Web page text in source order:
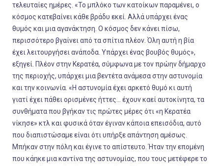
τελευταίες ημέρες. «Το μπλόκο των κατοίκων παραμένει, ο
κόσμος κατεβαίνει κάθε βράδυ εκεί. Αλλά υπάρχει ένας
θυμός και μια αγανάκτηση. Ο κόσμος δεν κάνει πίσω,
περισσότερο βγαίνει από τα σπίτια πλέον. Όλη αυτή η βία
έχει λειτουργήσει ανάποδα. Υπάρχει ένας βουβός θυμός»,
εξηγεί. Πλέον στην Κερατέα, σύμφωνα με τον πρώην δήμαρχο
της περιοχής, υπάρχει μιαβεντέτα ανάμεσα στην αστυνομία
και την κοινωνία. «Η αστυνομία έχει αρκετό θυμό κι αυτή
γιατί έχει πάθει ορισμένες ήττες... έχουν καεί αυτοκίνητα, τα
συνθήματα που βγήκαν τις πρώτες μέρες ότι «η Κερατέα
νίκησε» κτλ και φυσικά όταν έγιναν κάποια επεισόδια, αυτό
που διαπιστώσαμε είναι ότι υπήρξε απάντηση αμέσως.
Μπήκαν στην πόλη και έγινε το απίστευτο. Ήταν την επομένη
που κάηκε μια καντίνα της αστυνομίας, που τους μετέφερε το